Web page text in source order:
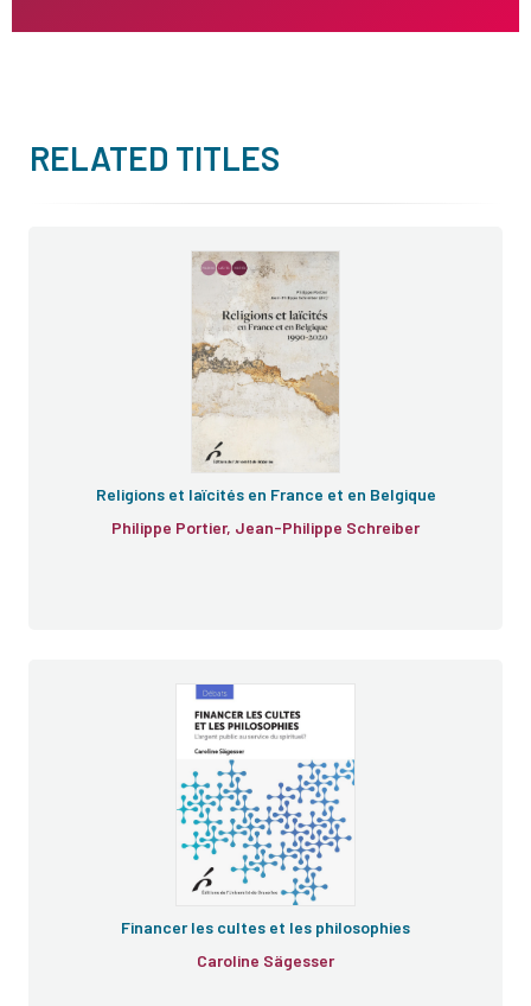
RELATED TITLES
Religions et laïcités en France et en Belgique
Philippe Portier, Jean-Philippe Schreiber
Financer les cultes et les philosophies
Caroline Sägesser